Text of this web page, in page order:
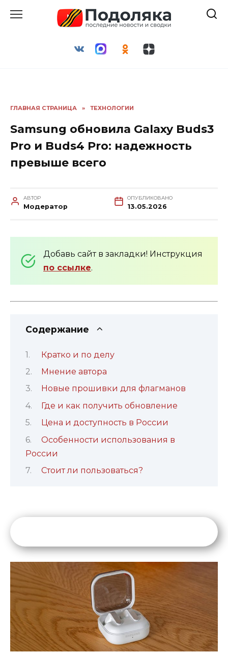
ГЛАВНАЯ СТРАНИЦА » ТЕХНОЛОГИИ
Samsung обновила Galaxy Buds3
Pro и Buds4 Pro: надежность
превыше всего
АВТОР
Модератор
ОПУБЛИКОВАНО
13.05.2026
Добавь сайт в закладки! Инструкция
по ссылке.
Содержание
Кратко и по делу
Мнение автора
Новые прошивки для флагманов
Где и как получить обновление
Цена и доступность в России
Особенности использования в
России
Стоит ли пользоваться?